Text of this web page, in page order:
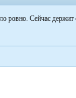
ровно. Сейчас держит